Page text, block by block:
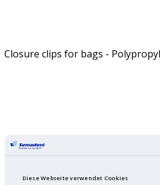
Diese Webseite verwendet Cookies
Closure clips for bags -